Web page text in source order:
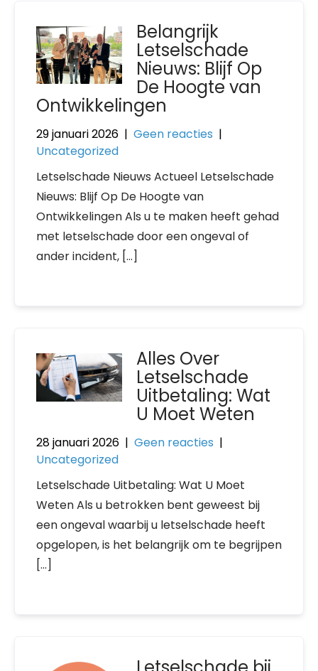
Belangrijk
Letselschade
Nieuws: Blijf Op
De Hoogte van
Ontwikkelingen
29 januari 2026 | Geen reacties |
Uncategorized
Letselschade Nieuws Actueel Letselschade
Nieuws: Blijf Op De Hoogte van
Ontwikkelingen Als u te maken heeft gehad
met letselschade door een ongeval of
ander incident, […]
Alles Over
Letselschade
Uitbetaling: Wat
U Moet Weten
28 januari 2026 | Geen reacties |
Uncategorized
Letselschade Uitbetaling: Wat U Moet
Weten Als u betrokken bent geweest bij
een ongeval waarbij u letselschade heeft
opgelopen, is het belangrijk om te begrijpen
[…]